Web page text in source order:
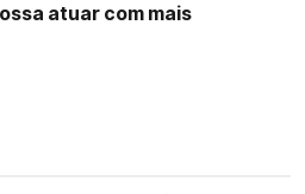
atuar com mais